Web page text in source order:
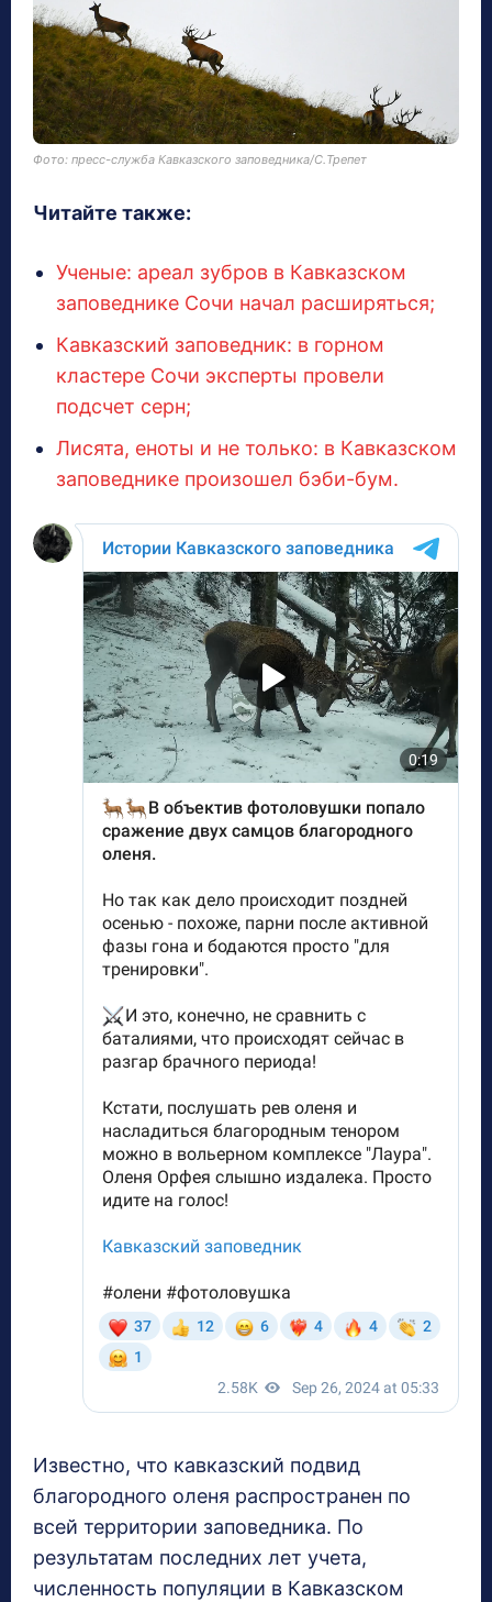
Фото: пресс-служба Кавказского заповедника/С.Трепет
Читайте также:
Ученые: ареал зубров в Кавказском
заповеднике Сочи начал расширяться;
Кавказский заповедник: в горном
кластере Сочи эксперты провели
подсчет серн;
Лисята, еноты и не только: в Кавказском
заповеднике произошел бэби-бум.
Известно, что кавказский подвид
благородного оленя распространен по
всей территории заповедника. По
результатам последних лет учета,
численность популяции в Кавказском